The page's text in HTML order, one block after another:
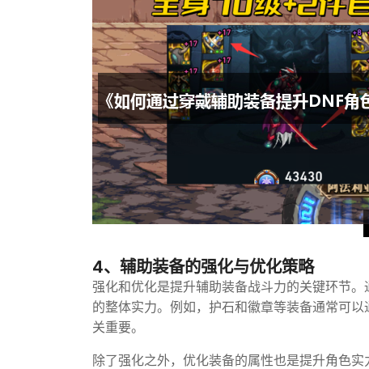
4、辅助装备的强化与优化策略
强化和优化是提升辅助装备战斗力的关键环节
的整体实力。例如，护石和徽章等装备通常可
关重要。
除了强化之外，优化装备的属性也是提升角色